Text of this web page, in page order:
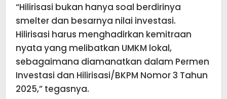
“Hilirisasi bukan hanya soal berdirinya
smelter dan besarnya nilai investasi.
Hilirisasi harus menghadirkan kemitraan
nyata yang melibatkan UMKM lokal,
sebagaimana diamanatkan dalam Permen
Investasi dan Hilirisasi/BKPM Nomor 3 Tahun
2025,” tegasnya.